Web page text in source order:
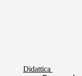
Didattica